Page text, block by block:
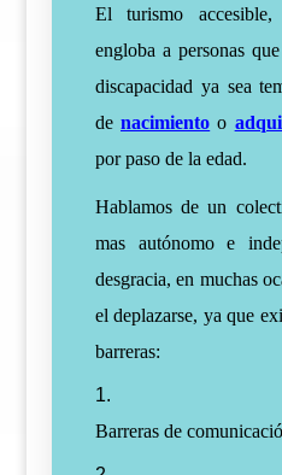
El turismo
engloba a personas
discapacidad ya sea
denacimiento o
por paso de la edad.
Hablamos de un
mas autónomo e
desgracia, en muchas
el deplazarse, ya que
barreras:
Barreras de